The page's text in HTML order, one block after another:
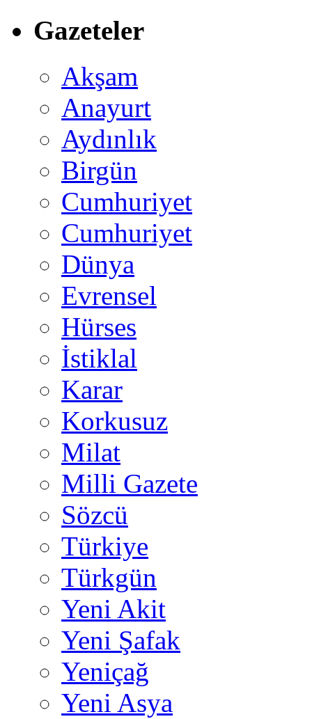
Gazeteler
Akşam
Anayurt
Aydınlık
Birgün
Cumhuriyet
Cumhuriyet
Dünya
Evrensel
Hürses
İstiklal
Karar
Korkusuz
Milat
Milli Gazete
Sözcü
Türkiye
Türkgün
Yeni Akit
Yeni Şafak
Yeniçağ
Yeni Asya